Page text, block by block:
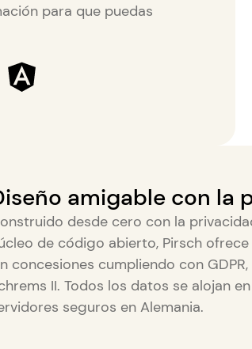
para que puedas
amigable con la
desde cero con la
de código abierto, Pirsch
concesiones cumpliendo con GDPR,
II. Todos los datos se alojan
seguros en Alemania.